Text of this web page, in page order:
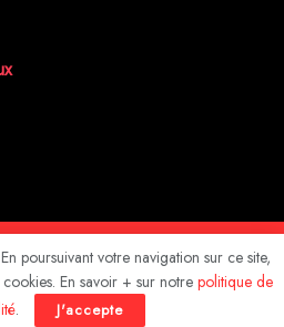
PUSH IT UP.
poursuivant votre navigation sur ce site,
En savoir + sur notre politique de
. J'accepte